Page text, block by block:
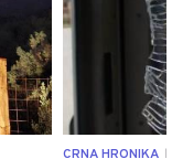
CRNA HRONIKA